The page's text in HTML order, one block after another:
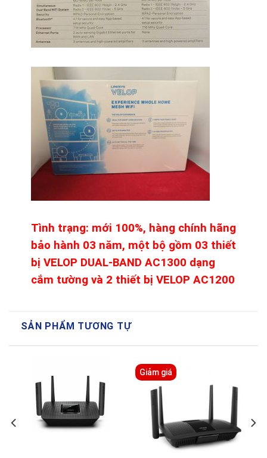
Tình trạng: mới 100%, hàng chính hãng
bảo hành 03 năm, một bộ gồm 03 thiết
bị VELOP DUAL-BAND AC1300 dạng
cắm tường và 2 thiết bị VELOP AC1200
SẢN PHẨM TƯƠNG TỰ
Giảm giá